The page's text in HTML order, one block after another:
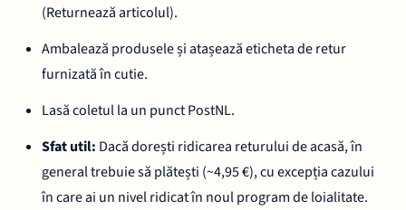
(Returnează articolul).
Ambalează produsele și atașează eticheta de retur
furnizată în cutie.
Lasă coletul la un punct PostNL.
Sfat util: Dacă dorești ridicarea returului de acasă, în
general trebuie să plătești (~4,95 €), cu excepția cazului
în care ai un nivel ridicat în noul program de loialitate.